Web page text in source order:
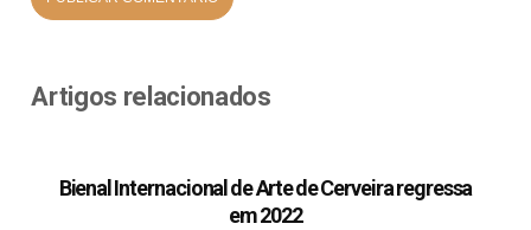
Artigos relacionados
Bienal Internacional de Arte de Cerveira regressa
em 2022